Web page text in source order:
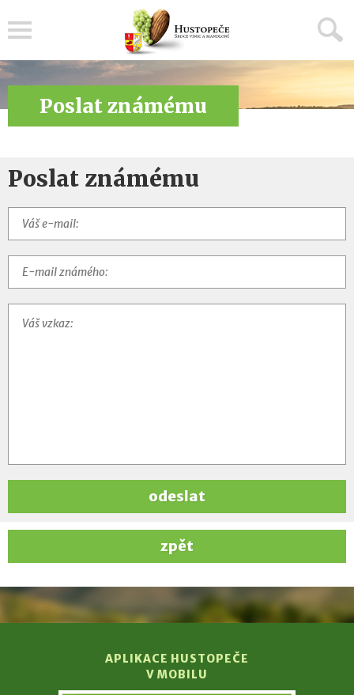
Poslat známému
Poslat známému
odeslat
zpět
APLIKACE HUSTOPEČE
V MOBILU